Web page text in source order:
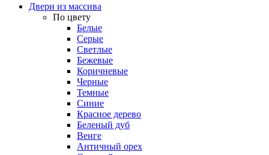
Двери из массива
По цвету
Белые
Серые
Светлые
Бежевые
Коричневые
Черные
Темные
Синие
Красное дерево
Беленый дуб
Венге
Античный орех